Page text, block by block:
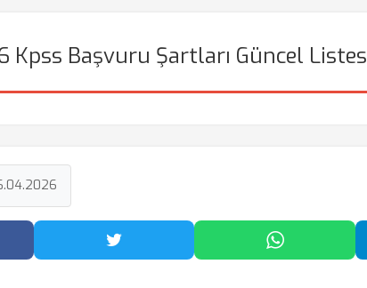
Kpss Başvuru Şartları Güncel
Paylaş Twitter'da Paylaş